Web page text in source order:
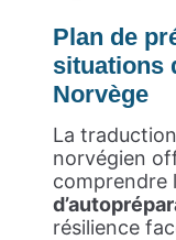
Plan de
situations
Norvège
La
norvégien
comprendre
résilience